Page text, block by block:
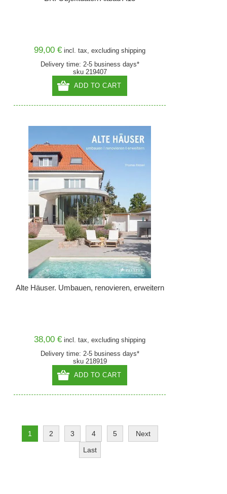
99,00 € incl. tax, excludingshipping
Delivery time: 2-5 business days*
sku 219407
ADD TO CART
Alte Häuser. Umbauen, renovieren, erweitern
38,00 € incl. tax, excludingshipping
Delivery time: 2-5 business days*
sku 218919
ADD TO CART
1 2 3 4 5
Next
Last